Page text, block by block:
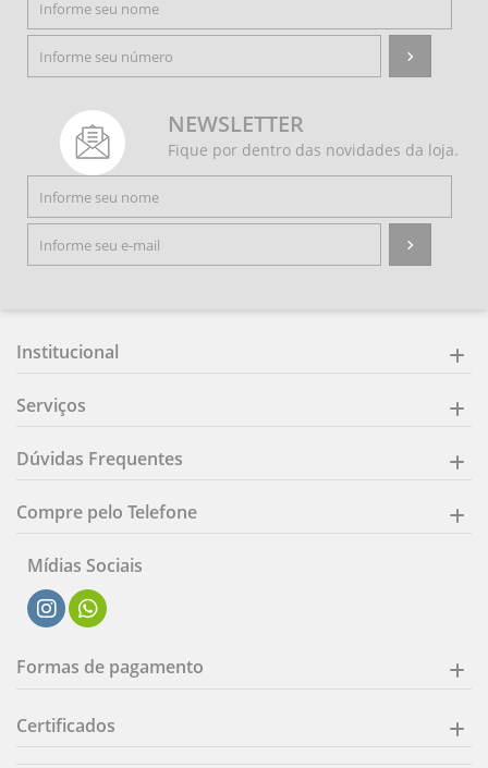
NEWSLETTER
Fique por dentro das novidades da loja.
Institucional
Serviços
Dúvidas Frequentes
Compre pelo Telefone
Mídias Sociais
Formas de pagamento
Certificados